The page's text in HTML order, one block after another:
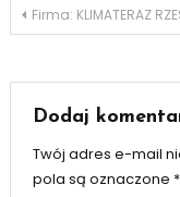
Nawigacja
Firma: KLIMATERAZ
Dodaj
Twój adres e-mail
pola są oznaczone *